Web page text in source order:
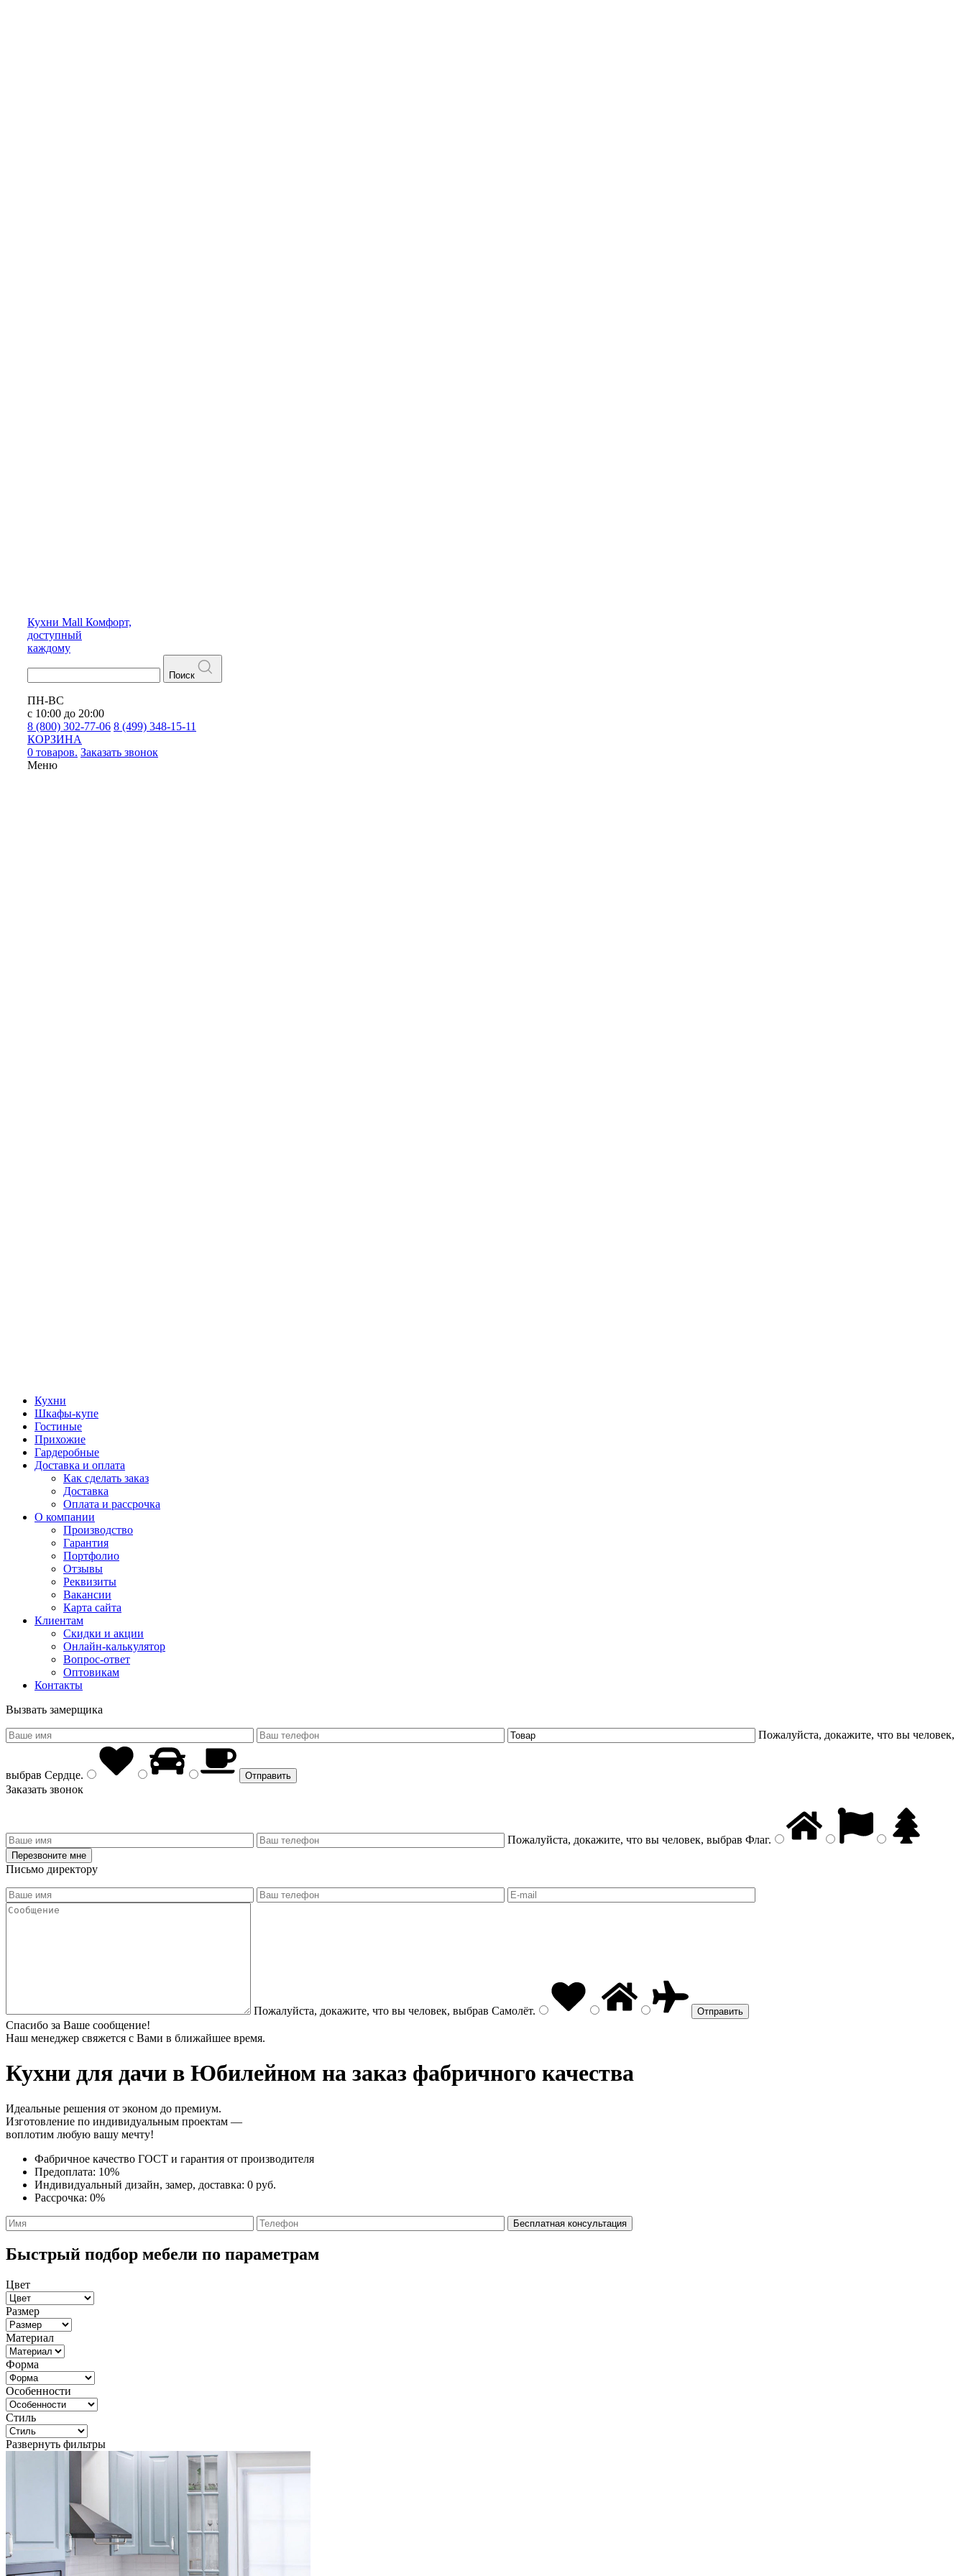
Кухни Mall Комфорт,
доступный
каждому
Поиск
ПН-ВС
с 10:00 до 20:00
8 (800) 302-77-06 8 (499) 348-15-11
КОРЗИНА
0 товаров. Заказать звонок
Меню
Кухни
Шкафы-купе
Гостиные
Прихожие
Гардеробные
Доставка и оплата
Как сделать заказ
Доставка
Оплата и рассрочка
О компании
Производство
Гарантия
Портфолио
Отзывы
Реквизиты
Вакансии
Карта сайта
Клиентам
Скидки и акции
Онлайн-калькулятор
Вопрос-ответ
Оптовикам
Контакты
Вызвать замерщика
Пожалуйста, докажите, что вы человек,
выбрав Сердце.
Заказать звонок
Пожалуйста, докажите, что вы человек, выбрав Флаг.
Письмо директору
Пожалуйста, докажите, что вы человек, выбрав Самолёт.
Спасибо за Ваше сообщение!
Наш менеджер свяжется с Вами в ближайшее время.
Кухни для дачи в Юбилейном на заказ фабричного качества
Идеальные решения от эконом до премиум.
Изготовление по индивидуальным проектам —
воплотим любую вашу мечту!
Фабричное качество ГОСТ и гарантия от производителя
Предоплата: 10%
Индивидуальный дизайн, замер, доставка: 0 руб.
Рассрочка: 0%
Быстрый подбор мебели по параметрам
Цвет
Размер
Материал
Форма
Особенности
Стиль
Развернуть фильтры